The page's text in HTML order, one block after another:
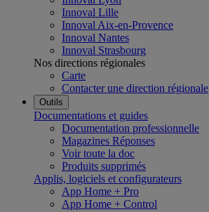
Innoval Lille
Innoval Aix-en-Provence
Innoval Nantes
Innoval Strasbourg
Nos directions régionales
Carte
Contacter une direction régionale
Outils
Documentations et guides
Documentation professionnelle
Magazines Réponses
Voir toute la doc
Produits supprimés
Applis, logiciels et configurateurs
App Home + Pro
App Home + Control